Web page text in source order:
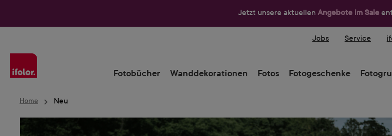
Jetzt unsere aktuellen Angebote im Sale
Jobs Service
Fotobücher Wanddekorationen Fotos Fotogeschenke
Home Neu